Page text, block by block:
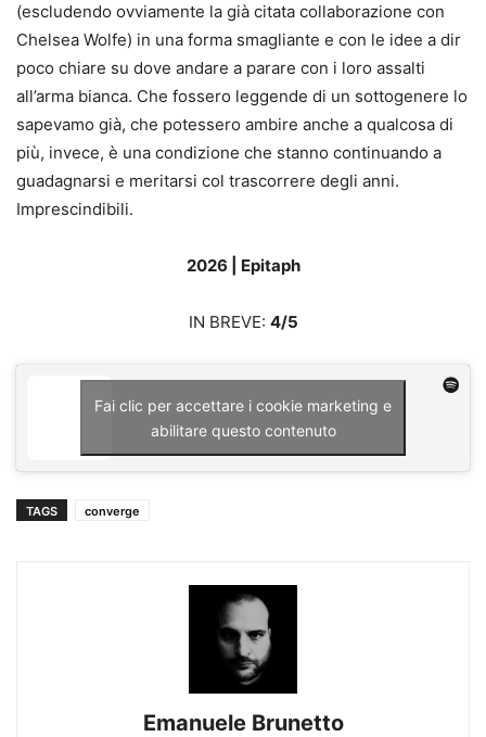
(escludendo ovviamente la già citata collaborazione con
Chelsea Wolfe) in una forma smagliante e con le idee a dir
poco chiare su dove andare a parare con i loro assalti
all’arma bianca. Che fossero leggende di un sottogenere lo
sapevamo già, che potessero ambire anche a qualcosa di
più, invece, è una condizione che stanno continuando a
guadagnarsi e meritarsi col trascorrere degli anni.
Imprescindibili.
2026 | Epitaph
IN BREVE: 4/5
Fai clic per accettare i cookie marketing e
abilitare questo contenuto
TAGS converge
Emanuele Brunetto